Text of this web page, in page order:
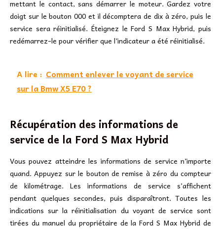
mettant le contact, sans démarrer le moteur. Gardez votre
doigt sur le bouton 000 et il décomptera de dix à zéro, puis le
service sera réinitialisé. Éteignez le Ford S Max Hybrid, puis
redémarrez-le pour vérifier que l’indicateur a été réinitialisé.
A lire : Comment enlever le voyant de service
sur la Bmw X5 E70 ?
Récupération des informations de
service de la Ford S Max Hybrid
Vous pouvez atteindre les informations de service n’importe
quand. Appuyez sur le bouton de remise à zéro du compteur
de kilométrage. Les informations de service s’affichent
pendant quelques secondes, puis disparaîtront. Toutes les
indications sur la réinitialisation du voyant de service sont
tirées du manuel du propriétaire de la Ford S Max Hybrid de